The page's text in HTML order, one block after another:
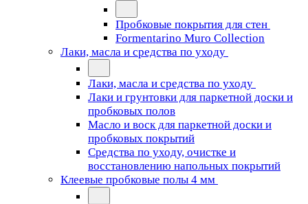
Пробковые покрытия для стен
Formentarino Muro Collection
Лаки, масла и средства по уходу
Лаки, масла и средства по уходу
Лаки и грунтовки для паркетной доски и
пробковых полов
Масло и воск для паркетной доски и
пробковых покрытий
Средства по уходу, очистке и
восстановлению напольных покрытий
Клеевые пробковые полы 4 мм